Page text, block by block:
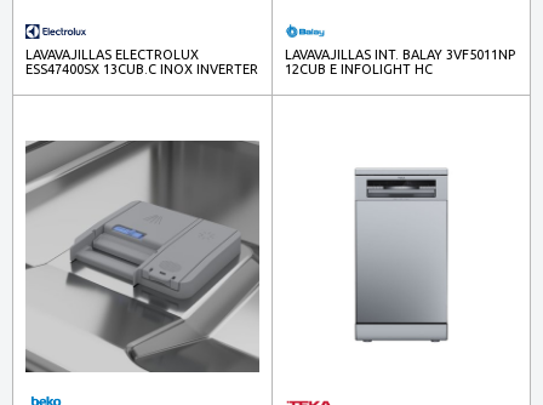
LAVAVAJILLAS ELECTROLUX
ESS47400SX 13CUB.C INOX INVERTER
LAVAVAJILLAS INT. BALAY 3VF5011NP
12CUB E INFOLIGHT HC